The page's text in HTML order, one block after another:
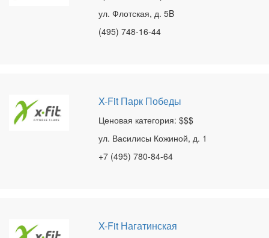
ул. Флотская, д. 5B
(495) 748-16-44
X-Fit Парк Победы
Ценовая категория: $$$
ул. Василисы Кожиной, д. 1
+7 (495) 780-84-64
X-Fit Нагатинская